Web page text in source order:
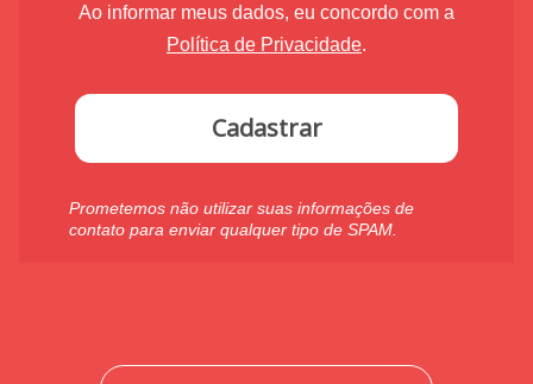
Ao informar meus dados, eu concordo com a
Política de Privacidade.
Cadastrar
Prometemos não utilizar suas informações de
contato para enviar qualquer tipo de SPAM.